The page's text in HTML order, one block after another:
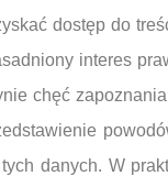
dostęp do
interes
chęć
danych. W